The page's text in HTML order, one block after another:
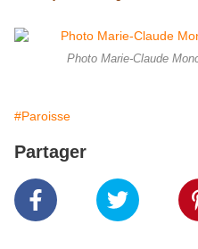
Photo Marie-Claude
#Paroisse
Partager